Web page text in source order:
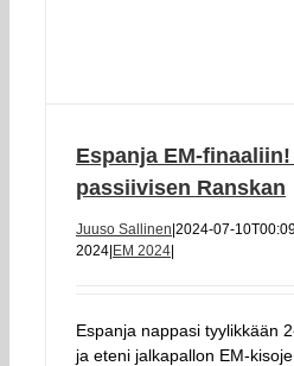
Espanja EM-
passiivisen Ranskan
Juuso Sallinen 2024-07-
2024 EM 2024
Espanja nappasi tyylikkään
ja eteni jalkapallon EM-